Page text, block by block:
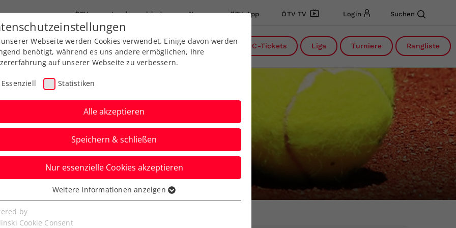
ÖTV Landesverbände News ÖTV App ÖTV TV Login Suchen
Ausbildung Services Über uns DC-Tickets Liga Turniere Rangliste
Aktuelle News
Webseite werden Cookies verwendet. Einige davon werden
benötigt, während es uns andere ermöglichen, Ihre
auf unserer Webseite zu verbessern.
Essenziell Statistiken
Alle akzeptieren
Speichern & schließen
Nur essenzielle Cookies akzeptieren
Cookies werden für grundlegende Funktionen der
benötigt. Dadurch ist gewährleistet, dass die Webseite
Weitere Informationen anzeigen
by
Cookie Consent